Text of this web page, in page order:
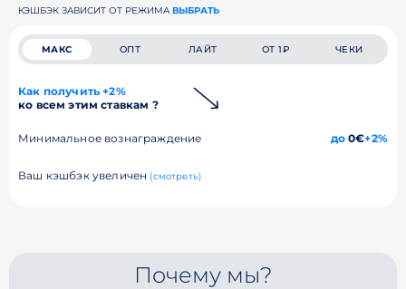
КЭШБЭК ЗАВИСИТ ОТ РЕЖИМА ВЫБРАТЬ
МАКС ОПТ ЛАЙТ ОТ 1₽ ЧЕКИ
Как получить +2%
ко всем этим ставкам ?
Минимальное вознаграждение до0€+2%
Ваш кэшбэк увеличен (смотреть)
Почему мы?